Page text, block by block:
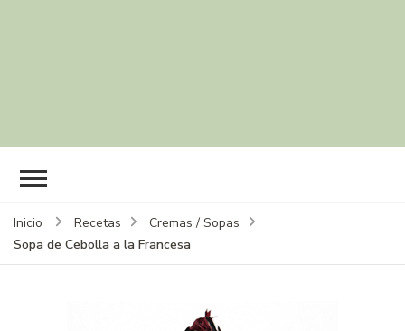
Inicio Recetas
Cremas / Sopas
Sopa de Cebolla a la Francesa